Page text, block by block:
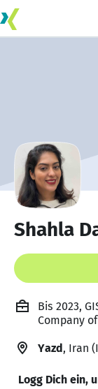
Shahla
Bis 2023,
Company
Yazd, Iran
Logg Dich ein,